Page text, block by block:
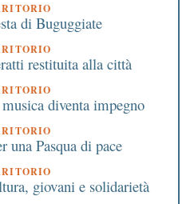
di Buguggiate
restituita alla città
diventa impegno
una Pasqua di pace
giovani e solidarietà